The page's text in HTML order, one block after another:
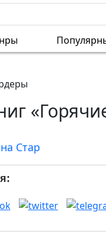
Стар